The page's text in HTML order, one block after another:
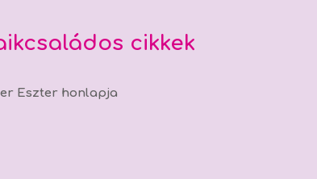
cikkek
Eszter honlapja